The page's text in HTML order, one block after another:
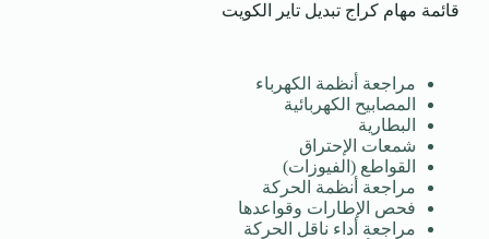
قائمة مهام كراج تبديل تاير الكويت
مراجعة أنظمة الكهرباء
المصابيح الكهربائية
البطارية
شمعات الإحتراق
القواطع (الفيوزات)
مراجعة أنظمة الحركة
فحص الإطارات وقواعدها
مراجعة أداء ناقل الحركة